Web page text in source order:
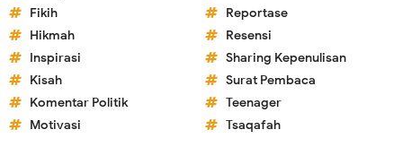
Fikih
Hikmah
Inspirasi
Kisah
Komentar Politik
Motivasi
Reportase
Resensi
Sharing Kepenulisan
Surat Pembaca
Teenager
Tsaqafah